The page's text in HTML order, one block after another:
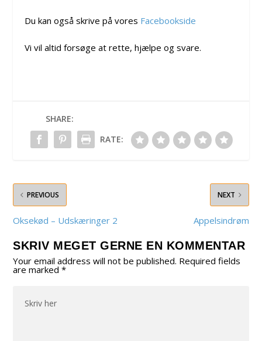
Du kan også skrive på vores Facebookside
Vi vil altid forsøge at rette, hjælpe og svare.
SHARE:
RATE:
PREVIOUS
Oksekød – Udskæringer 2
NEXT
Appelsindrøm
SKRIV MEGET GERNE EN KOMMENTAR
Your email address will not be published. Required fields
are marked*